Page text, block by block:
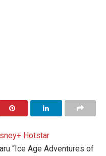
Hotstar
“Ice Age Adventures of